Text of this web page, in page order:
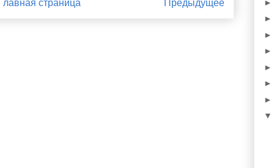
Предыдущее
Главная страница